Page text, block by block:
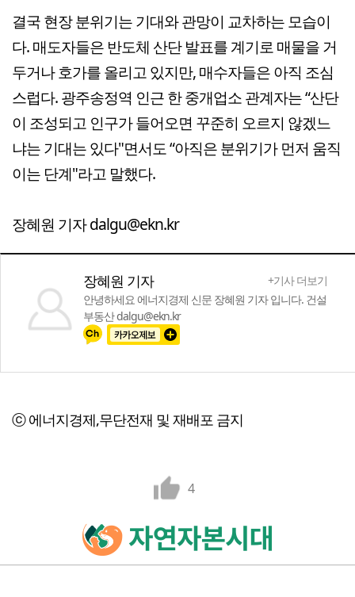
결국 현장 분위기는 기대와 관망이 교차하는 모습이
다. 매도자들은 반도체 산단 발표를 계기로 매물을 거
두거나 호가를 올리고 있지만, 매수자들은 아직 조심
스럽다. 광주송정역 인근 한 중개업소 관계자는 “산단
이 조성되고 인구가 들어오면 꾸준히 오르지 않겠느
냐는 기대는 있다"면서도 “아직은 분위기가 먼저 움직
이는 단계"라고 말했다.
장혜원 기자 dalgu@ekn.kr
장혜원 기자
+기사 더보기
안녕하세요 에너지경제 신문 장혜원 기자 입니다. 건설
부동산 dalgu@ekn.kr
ⓒ 에너지경제,무단전재 및 재배포 금지
4